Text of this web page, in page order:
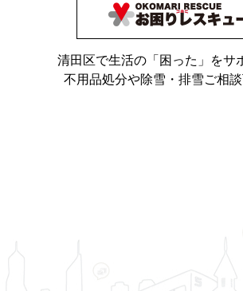
清田区で生活の「困った」をサ
不用品処分や除雪・排雪ご相談